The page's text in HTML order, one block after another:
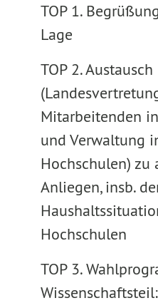
TOP 1.
Lage
TOP 2.
Mitarbeitenden
und Verwaltung
Hochschulen) zu
Anliegen, insb.
Hochschulen
TOP 3.